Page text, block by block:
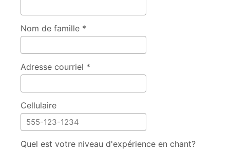
Nom de famille *
Adresse courriel *
Cellulaire
Quel est votre niveau d'expérience en chant?